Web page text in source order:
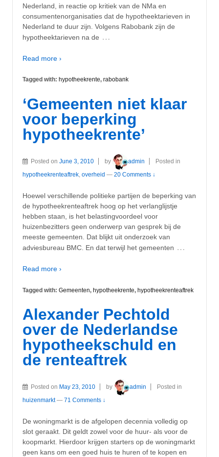
Nederland, in reactie op kritiek van de NMa en
consumentenorganisaties dat de hypotheektarieven in
Nederland te duur zijn. Volgens Rabobank zijn de
hypotheektarieven na de …
Read more ›
Tagged with: hypotheekrente, rabobank
‘Gemeenten niet klaar
voor beperking
hypotheekrente’
Posted on June 3, 2010 by admin
Posted in
hypotheekrenteaftrek overheid — 20 Comments ↓
Hoewel verschillende politieke partijen de beperking van
de hypotheekrenteaftrek hoog op het verlanglijstje
hebben staan, is het belastingvoordeel voor
huizenbezitters geen onderwerp van gesprek bij de
meeste gemeenten. Dat blijkt uit onderzoek van
adviesbureau BMC. En dat terwijl het gemeenten …
Read more ›
Tagged with: Gemeenten, hypotheekrente, hypotheekrenteaftrek
Alexander Pechtold
over de Nederlandse
hypotheekschuld en
de renteaftrek
Posted on May 23, 2010 by admin
Posted in
huizenmarkt — 71 Comments ↓
De woningmarkt is de afgelopen decennia volledig op
slot geraakt. Dit geldt zowel voor de huur- als voor de
koopmarkt. Hierdoor krijgen starters op de woningmarkt
geen kans om een goed huis te huren of te kopen en